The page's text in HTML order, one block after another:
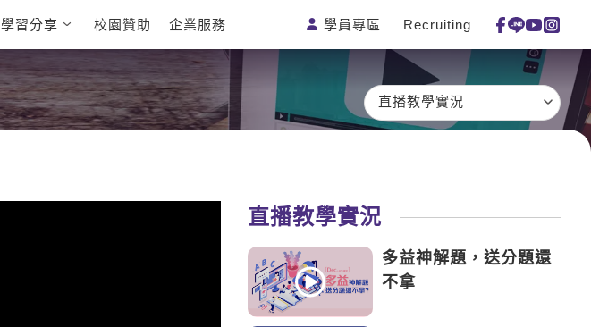
英文聽力養成
旅遊英文
特色課程
主題課程
英語俱樂部
線上真人
韓語
兒童美語
一對一家教
企業訓練
英文能力測驗
學習分享
學員讚出來 活動花絮
校園贊助 企業服務 學員專區 Recruiting
直播教學實況
直播教學實況
多益神解題，送分題還
不拿